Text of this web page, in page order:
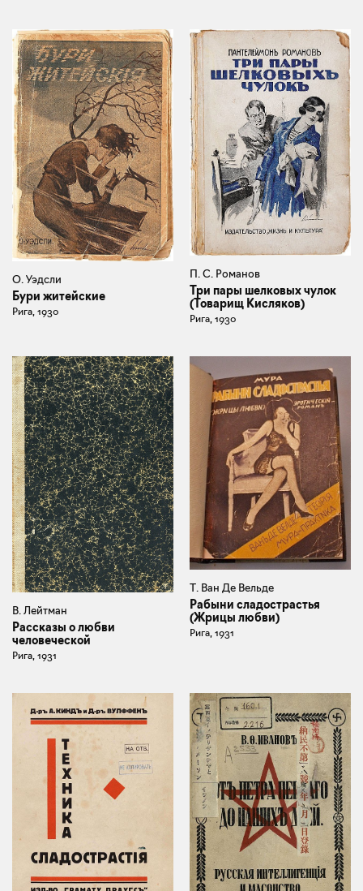
О. Уэдсли
Бури житейские
Рига, 1930
П. С. Романов
Три пары шелковых чулок
(Товарищ Кисляков)
Рига, 1930
В. Лейтман
Рассказы о любви
человеческой
Рига, 1931
Т. Ван Де Вельде
Рабыни сладострастья
(Жрицы любви)
Рига, 1931